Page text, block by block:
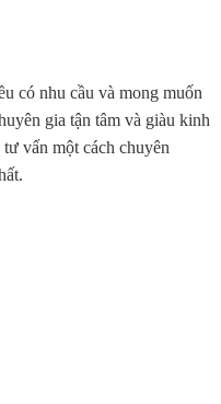
có nhu cầu và mong muốn
gia tận tâm và giàu kinh
vấn một cách chuyên